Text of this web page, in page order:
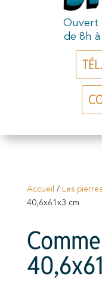
Ouvert
de 8h
Accueil / Les
40,6x61x3 cm